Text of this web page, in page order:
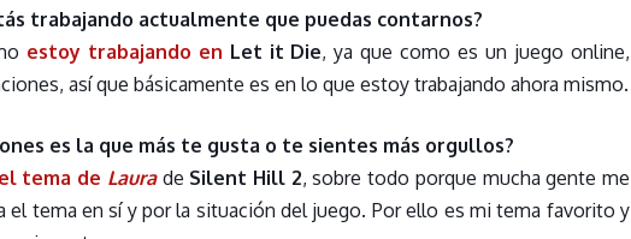
trabajando actualmente que puedas contarnos?
estoy trabajando en Let it Die, ya que como es un juego online,
así que básicamente es en lo que estoy trabajando ahora mismo.
es la que más te gusta o te sientes más orgullos?
tema de Laurade Silent Hill 2, sobre todo porque mucha gente me
el tema en sí y por la situación del juego. Por ello es mi tema favorito y